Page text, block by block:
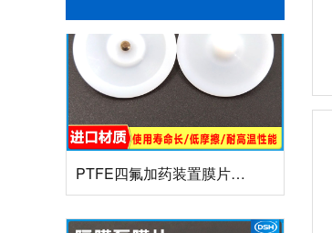
PTFE四氟加药装置膜片螺帽膜片